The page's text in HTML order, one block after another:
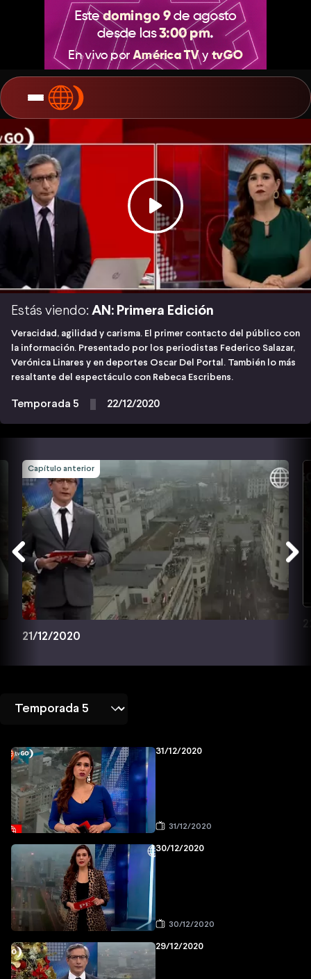
Estás viendo: AN: Primera Edición
Veracidad, agilidad y carisma. El primer contacto del público con
la información. Presentado por los periodistas Federico Salazar,
Verónica Linares y en deportes Oscar Del Portal. También lo más
resaltante del espectáculo con Rebeca Escribens.
Temporada 5 22/12/2020
Capítulo anterior
21/12/2020
31/12/2020
31/12/2020
30/12/2020
30/12/2020
29/12/2020